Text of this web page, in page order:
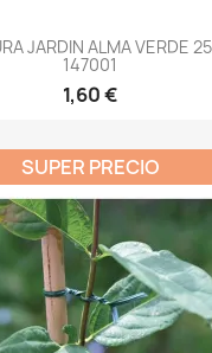
JARDIN ALMA VERDE
147001
1,60 €
SUPER PRECIO